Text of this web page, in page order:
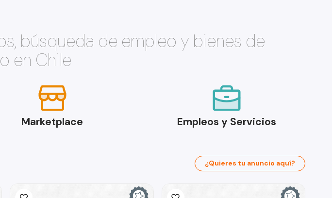
búsqueda de empleo y bienes de
en Chile
Marketplace Empleos y Servicios
¿Quieres tu anuncio aquí?